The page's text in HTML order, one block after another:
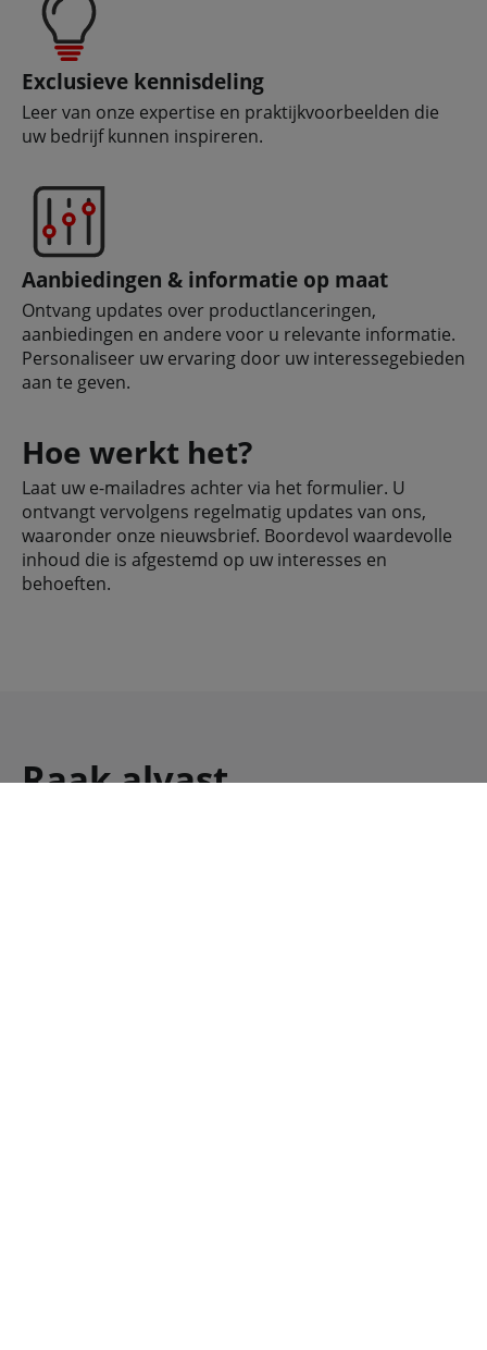
Exclusieve kennisdeling
Leer van onze expertise en praktijkvoorbeelden die
uw bedrijf kunnen inspireren.
Aanbiedingen & informatie op maat
Ontvang updates over productlanceringen,
aanbiedingen en andere voor u relevante informatie.
Personaliseer uw ervaring door uw interessegebieden
aan te geven.
Hoe werkt het?
Laat uw e-mailadres achter via het formulier. U
ontvangt vervolgens regelmatig updates van ons,
waaronder onze nieuwsbrief. Boordevol waardevolle
inhoud die is afgestemd op uw interesses en
behoeften.
Raak alvast